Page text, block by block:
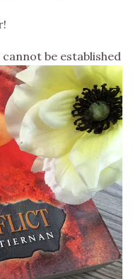
be established